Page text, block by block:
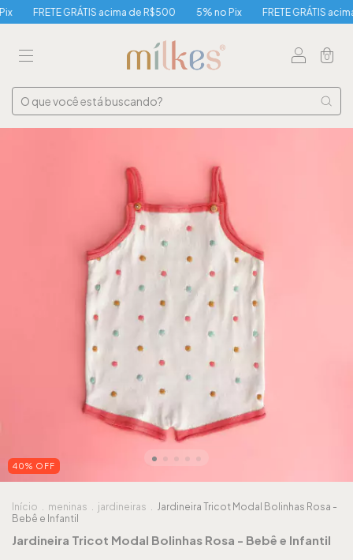
FRETE GRÁTIS acima de R$500 5% no Pix FRETE GRÁTIS acima
0
40% OFF
Início . meninas . jardineiras . Jardineira Tricot Modal Bolinhas Rosa -
Bebê e Infantil
Jardineira Tricot Modal Bolinhas Rosa - Bebê e Infantil